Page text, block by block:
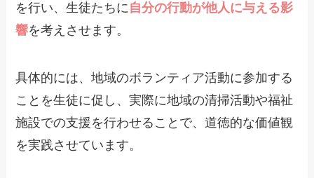
を行い、生徒たちに自分の行動が他人に与える影
響を考えさせます。
具体的には、地域のボランティア活動に参加する
ことを生徒に促し、実際に地域の清掃活動や福祉
施設での支援を行わせることで、道徳的な価値観
を実践させています。